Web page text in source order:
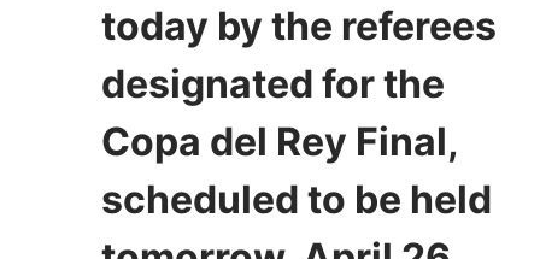
today by the referees
designated for the
Copa del Rey Final,
scheduled to be held